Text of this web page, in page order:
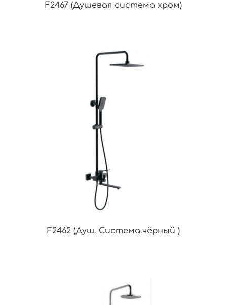
F2467 (Душевая система хром)
F2462 (Душ. Система.чёрный )